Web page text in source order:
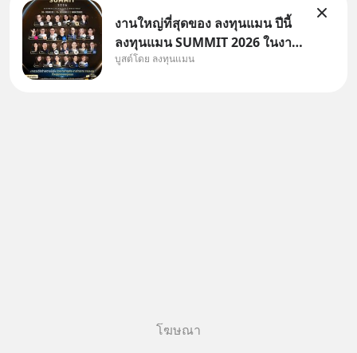
งานใหญ่ที่สุดของ ลงทุนแมน ปีนี้
ลงทุนแมน SUMMIT 2026 ในงาน
นี้จะมีเจ้าของธุรกิจ Dr.PONG,
บูสต์โดย ลงทุนแมน
โฆษณา